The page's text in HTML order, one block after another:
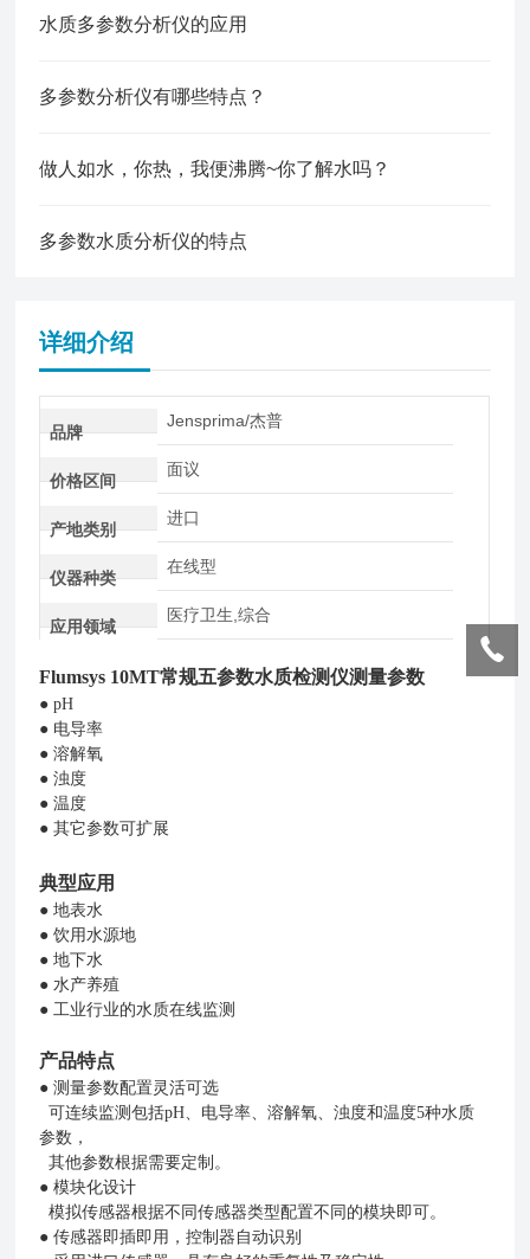
水质多参数分析仪的应用
多参数分析仪有哪些特点？
做人如水，你热，我便沸腾~你了解水吗？
多参数水质分析仪的特点
详细介绍
品牌
Jensprima/杰普
价格区间
面议
产地类别
进口
仪器种类
在线型
应用领域
医疗卫生,综合
Flumsys 10MT常规五参数水质检测仪测量参数
●pH
● 电导率
●溶解氧
●浊度
●温度
●其它参数可扩展
典型应用
●地表水
●饮用水源地
●地下水
●水产养殖
●工业行业的水质在线监测
产品特点
●测量参数配置灵活可选
可连续监测包括pH、电导率、溶解氧、浊度和温度5种水质
参数，
其他参数根据需要定制。
●模块化设计
模拟传感器根据不同传感器类型配置不同的模块即可。
●传感器即插即用，控制器自动识别